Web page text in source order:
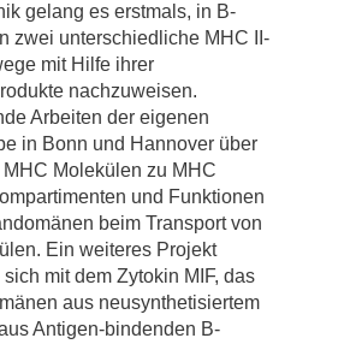
gelang es erstmals, in B-
zwei unterschiedliche MHC II-
mit Hilfe ihrer
nachzuweisen.
Arbeiten der eigenen
in Bonn und Hannover über
Molekülen zu MHC
und Funktionen
beim Transport von
Ein weiteres Projekt
mit dem Zytokin MIF, das
aus neusynthetisiertem
Antigen-bindenden B-